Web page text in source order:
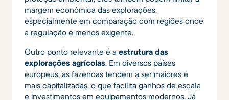
margem econômica das explorações,
especialmente em comparação com regiões onde
a regulação é menos exigente.
Outro ponto relevante é a estrutura das
explorações agrícolas. Em diversos países
europeus, as fazendas tendem a ser maiores e
mais capitalizadas, o que facilita ganhos de escala
e investimentos em equipamentos modernos. Já